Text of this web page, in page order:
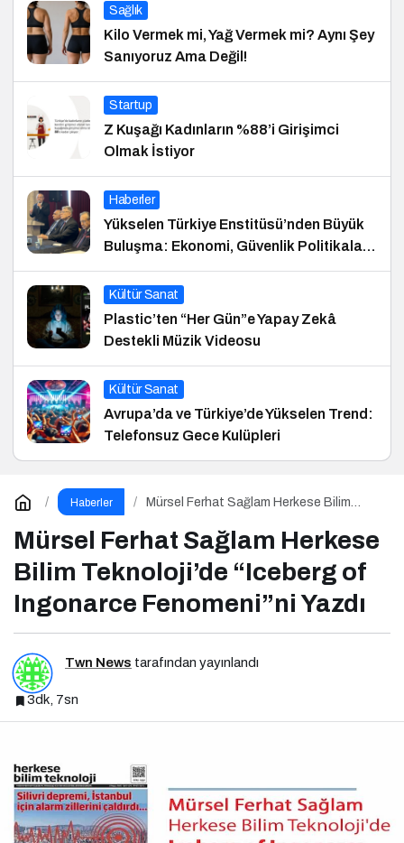
Sağlık
Kilo Vermek mi, Yağ Vermek mi? Aynı Şey
Sanıyoruz Ama Değil!
Startup
Z Kuşağı Kadınların %88’i Girişimci
Olmak İstiyor
Haberler
Yükselen Türkiye Enstitüsü’nden Büyük
Buluşma: Ekonomi, Güvenlik Politikaları
ve Hukuk Konferansı
Kültür Sanat
Plastic’ten “Her Gün”e Yapay Zekâ
Destekli Müzik Videosu
Kültür Sanat
Avrupa’da ve Türkiye’de Yükselen Trend:
Telefonsuz Gece Kulüpleri
Haberler
Mürsel Ferhat Sağlam Herkese Bilim
Fenomeni”ni Yazdı
Mürsel Ferhat Sağlam Herkese
Bilim Teknoloji’de “Iceberg of
Ingonarce Fenomeni”ni Yazdı
Twn News tarafından yayınlandı
3dk, 7sn